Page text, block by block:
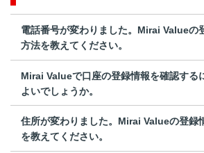
電話番号が変わりました。Mirai Valueの
方法を教えてください。
Mirai Valueで口座の登録情報を確認する
よいでしょうか。
住所が変わりました。Mirai Valueの登録
を教えてください。